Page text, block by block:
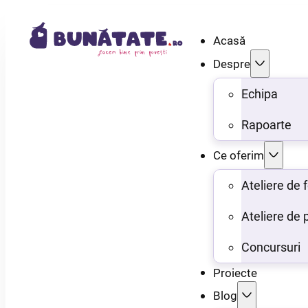
Acasă
Despre
Echipa
Rapoarte
Ce oferim
Ateliere de
Ateliere de
Concursuri
Proiecte
Blog